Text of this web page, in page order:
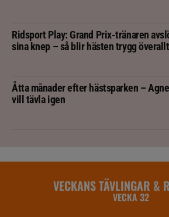
Ridsport Play: Grand Prix-tränaren
sina knep – så blir hästen trygg överallt
Åtta månader efter hästsparken –
vill tävla igen
VECKANS TÄVLINGAR &
VECKA 32